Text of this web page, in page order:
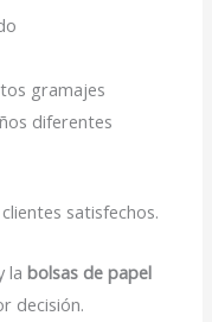
gramajes
diferentes
satisfechos.
labolsas de papel
decisión.